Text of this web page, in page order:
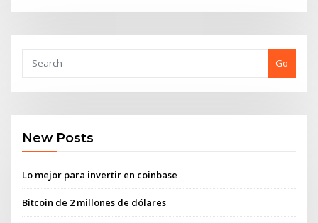
Go
New Posts
Lo mejor para invertir en coinbase
Bitcoin de 2 millones de dólares